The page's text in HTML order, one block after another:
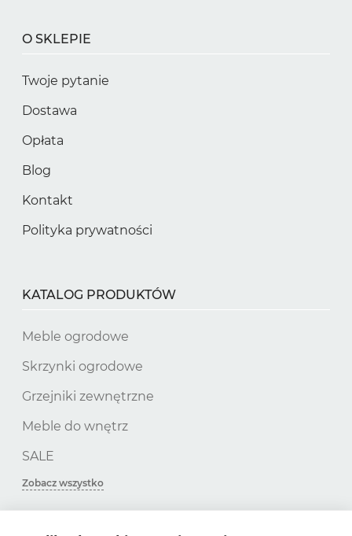
O SKLEPIE
Twoje pytanie
Dostawa
Opłata
Blog
Kontakt
Polityka prywatności
KATALOG PRODUKTÓW
Meble ogrodowe
Skrzynki ogrodowe
Grzejniki zewnętrzne
Meble do wnętrz
SALE
Zobacz wszystko